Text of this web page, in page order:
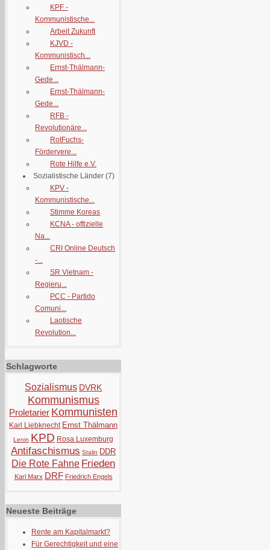
KPF -
Kommunistische...
Arbeit Zukunft
KJVD -
Kommunistisch...
Ernst-Thälmann-
Gede...
Ernst-Thälmann-
Gede...
RFB -
Revolutionäre...
RotFuchs-
Fördervere...
Rote Hilfe e.V.
Sozialistische Länder (7)
KPV -
Kommunistische...
Stimme Koreas
KCNA - offizielle
Na...
CRI Online Deutsch
-...
SR Vietnam -
Regieru...
PCC - Partido
Comuni...
Laotische
Revolution...
Schlagworte
Sozialismus DVRK
Kommunismus
Proletarier Kommunisten
Karl Liebknecht Ernst Thälmann
Lenin KPD Rosa Luxemburg
Antifaschismus Stalin DDR
Die Rote Fahne Frieden
Karl Marx DRF Friedrich Engels
Neueste Beiträge
Rente am Kapitalmarkt?
Für Gerechtigkeit und eine